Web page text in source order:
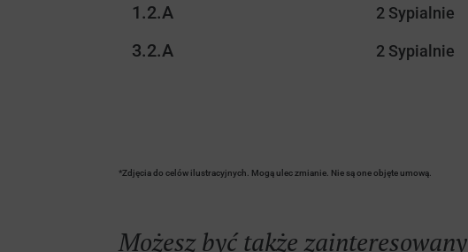
1.2.A 2 Sypialnie
3.2.A 2 Sypialnie
*Zdjęcia do celów ilustracyjnych. Mogą ulec zmianie. Nie są one objęte umową.
Możesz być także zainteresowany